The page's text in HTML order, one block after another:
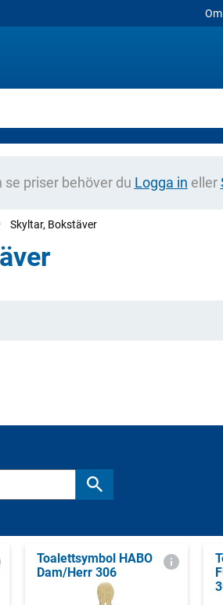
priser behöver du Logga in eller
Skyltar, Bokstäver
Toalettsymbol HABO
Dam/Herr 306